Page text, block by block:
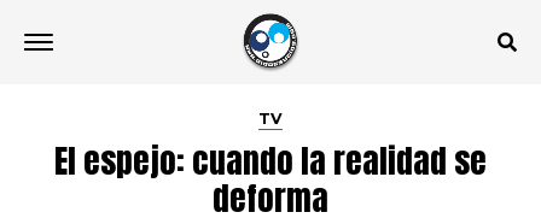
TV
El espejo: cuando la realidad se
deforma